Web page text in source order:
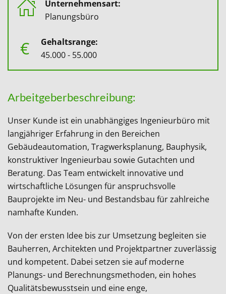
Unternehmensart:
Planungsbüro
€
Gehaltsrange:
45.000 - 55.000
Arbeitgeberbeschreibung:
Unser Kunde ist ein unabhängiges Ingenieurbüro mit
langjähriger Erfahrung in den Bereichen
Gebäudeautomation, Tragwerksplanung, Bauphysik,
konstruktiver Ingenieurbau sowie Gutachten und
Beratung. Das Team entwickelt innovative und
wirtschaftliche Lösungen für anspruchsvolle
Bauprojekte im Neu- und Bestandsbau für zahlreiche
namhafte Kunden.
Von der ersten Idee bis zur Umsetzung begleiten sie
Bauherren, Architekten und Projektpartner zuverlässig
und kompetent. Dabei setzen sie auf moderne
Planungs- und Berechnungsmethoden, ein hohes
Qualitätsbewusstsein und eine enge,